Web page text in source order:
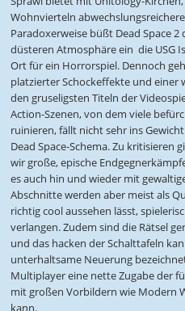
Wohnvierteln
Paradoxerweise büßt Dead Space
düsteren Atmosphäre ein  die
Ort für ein Horrorspiel. Dennoch
platzierter Schockeffekte und einer
den gruseligsten Titeln der
Action-Szenen, von dem viele
ruinieren, fällt nicht sehr ins
Dead Space-Schema. Zu kritisieren
wir große, epische
es auch hin und wieder mit
Abschnitte werden aber meist als
richtig cool aussehen lässt,
verlangen. Zudem sind die Rätsel
und das hacken der Schalttafeln
unterhaltsame Neuerung
Multiplayer eine nette Zugabe der
mit großen Vorbildern wie Modern
kann.